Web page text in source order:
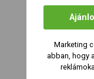
Marketing
abban, hogy